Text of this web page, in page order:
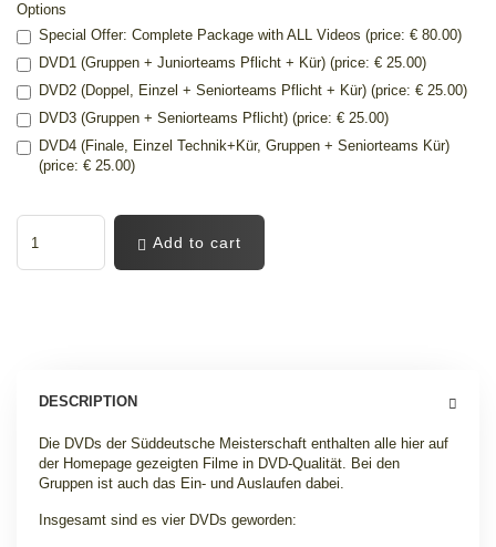
Options
Special Offer: Complete Package with ALL Videos (price: € 80.00)
DVD1 (Gruppen + Juniorteams Pflicht + Kür) (price: € 25.00)
DVD2 (Doppel, Einzel + Seniorteams Pflicht + Kür) (price: € 25.00)
DVD3 (Gruppen + Seniorteams Pflicht) (price: € 25.00)
DVD4 (Finale, Einzel Technik+Kür, Gruppen + Seniorteams Kür)
(price: € 25.00)
Add to cart
DESCRIPTION
Die DVDs der Süddeutsche Meisterschaft enthalten alle hier auf
der Homepage gezeigten Filme in DVD-Qualität. Bei den
Gruppen ist auch das Ein- und Auslaufen dabei.
Insgesamt sind es vier DVDs geworden: